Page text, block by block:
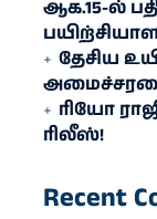
ஆக.15-ல்
தேசிய
ரியோ
ரிலீஸ்!
Recent